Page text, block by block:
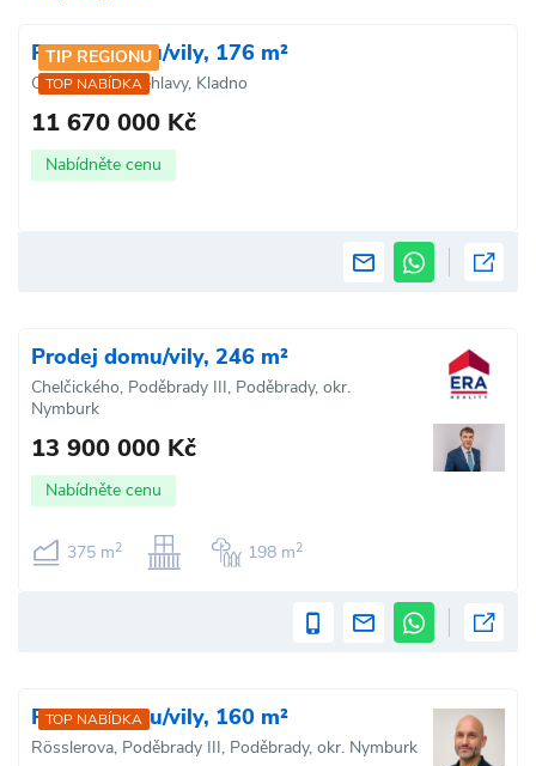
TIP REGIONU
TOP NABÍDKA
Prodej domu/vily, 176 m²
Otevřená, Kročehlavy, Kladno
11 670 000 Kč
Nabídněte cenu
Prodej domu/vily, 246 m²
Chelčického, Poděbrady III, Poděbrady, okr.
Nymburk
13 900 000 Kč
Nabídněte cenu
375 m2 198 m2
TOP NABÍDKA
Prodej domu/vily, 160 m²
Rösslerova, Poděbrady III, Poděbrady, okr. Nymburk